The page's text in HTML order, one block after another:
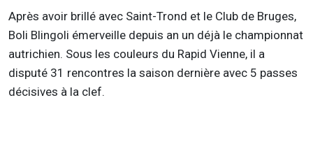
Après avoir brillé avec Saint-Trond et le Club de Bruges,
Boli Blingoli émerveille depuis an un déjà le championnat
autrichien. Sous les couleurs du Rapid Vienne, il a
disputé 31 rencontres la saison dernière avec 5 passes
décisives à la clef.